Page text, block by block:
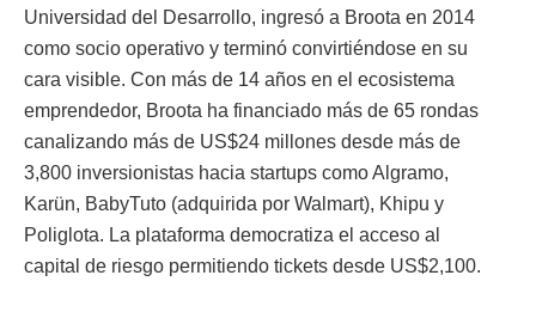
Universidad del Desarrollo, ingresó a Broota en 2014
como socio operativo y terminó convirtiéndose en su
cara visible. Con más de 14 años en el ecosistema
emprendedor, Broota ha financiado más de 65 rondas
canalizando más de US$24 millones desde más de
3,800 inversionistas hacia startups como Algramo,
Karün, BabyTuto (adquirida por Walmart), Khipu y
Poliglota. La plataforma democratiza el acceso al
capital de riesgo permitiendo tickets desde US$2,100.